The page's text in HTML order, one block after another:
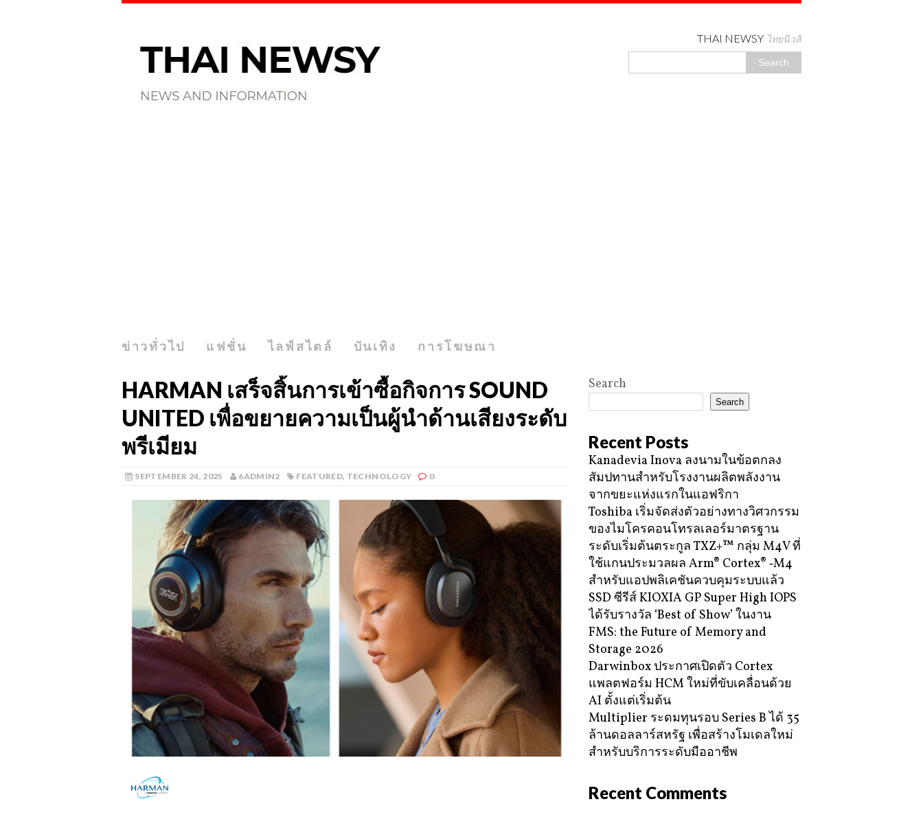
THAI NEWSY ไทยนิวสี่
ข่าวทั่วไป แฟชั่น ไลฟ์สไตล์ บันเทิง การโฆษณา
HARMAN เสร็จสิ้นการเข้าซื้อกิจการ SOUND
UNITED เพื่อขยายความเป็นผู้นำด้านเสียงระดับ
พรีเมียม
SEPTEMBER 24, 2025 6ADMIN2 FEATURED, TECHNOLOGY 0
Search
Search
Recent Posts
Kanadevia Inova ลงนามในข้อตกลง
สัมปทานสำหรับโรงงานผลิตพลังงาน
จากขยะแห่งแรกในแอฟริกา
Toshiba เริ่มจัดส่งตัวอย่างทางวิศวกรรม
ของไมโครคอนโทรลเลอร์มาตรฐาน
ระดับเริ่มต้นตระกูล TXZ+™ กลุ่ม M4V ที่
ใช้แกนประมวลผล Arm® Cortex® ‑M4
สำหรับแอปพลิเคชันควบคุมระบบแล้ว
SSD ซีรีส์ KIOXIA GP Super High IOPS
ได้รับรางวัล ‘Best of Show’ ในงาน
FMS: the Future of Memory and
Storage 2026
Darwinbox ประกาศเปิดตัว Cortex
แพลตฟอร์ม HCM ใหม่ที่ขับเคลื่อนด้วย
AI ตั้งแต่เริ่มต้น
Multiplier ระดมทุนรอบ Series B ได้ 35
ล้านดอลลาร์สหรัฐ เพื่อสร้างโมเดลใหม่
สำหรับบริการระดับมืออาชีพ
Recent Comments